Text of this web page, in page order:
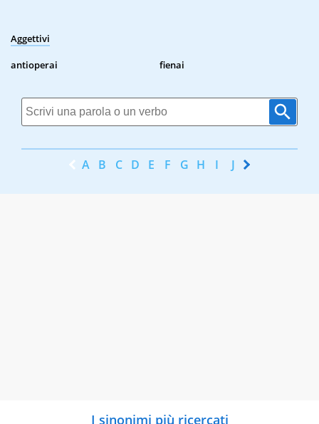
Aggettivi
antioperai fienai
A B C D E F G H I J K
I sinonimi più ricercati